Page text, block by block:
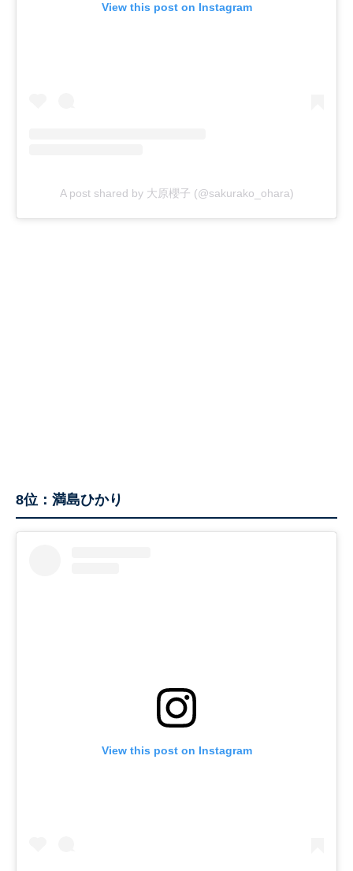
View this post on Instagram
A post shared by 大原櫻子 (@sakurako_ohara)
8位：満島ひかり
View this post on Instagram